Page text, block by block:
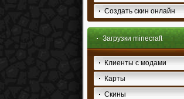
Создать скин онлайн
Загрузки minecraft
Клиенты с модами
Карты
Скины